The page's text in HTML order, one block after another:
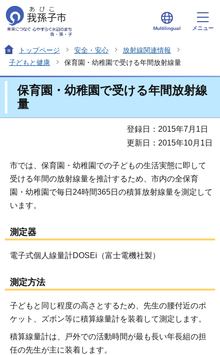
Multilingual メニュー
トップページ 安全・安心
放射線関連情報
子どもと健康
保育園・幼稚園で受ける年間放射線量
保育園・幼稚園で受ける年間放射線
量
登録日：2015年7月1日
更新日：2015年10月1日
市では、保育園・幼稚園での子どもの生活実態に即して
受ける年間の放射線量を推計するため、市内の全保育
園・幼稚園で毎日24時間365日の積算放射線量を測定して
います。
測定器
電子式個人線量計DOSEi（富士電機社製）
測定方法
子どもと同じ程度の高さとするため、先生の腰付近のポ
ケット、ズボン等に積算線量計を装着して測定します。
積算線量計は、戸外での活動時間が最も長い年長組の担
任の先生が主に装着します。